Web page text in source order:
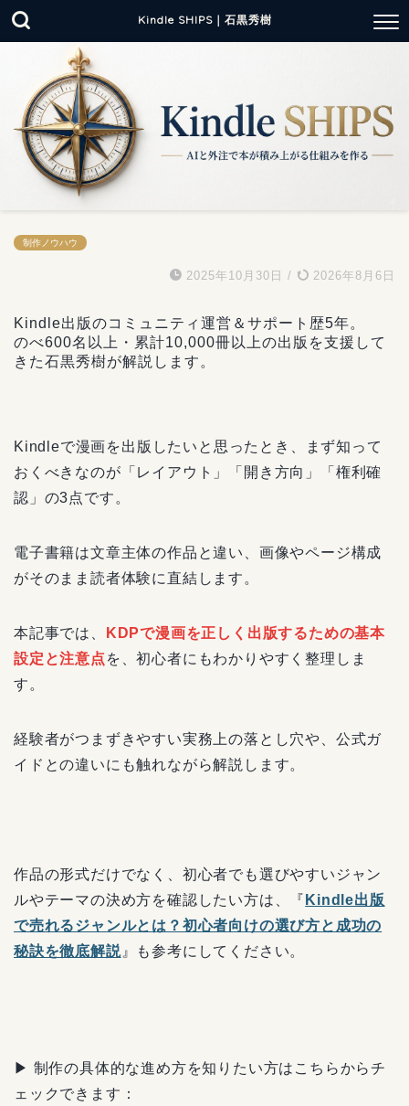
Kindle SHIPS｜石黒秀樹
制作ノウハウ
2025年10月30日 / 2026年8月6日
Kindle出版のコミュニティ運営＆サポート歴5年。
のべ600名以上・累計10,000冊以上の出版を支援して
きた石黒秀樹が解説します。
Kindleで漫画を出版したいと思ったとき、まず知って
おくべきなのが「レイアウト」「開き方向」「権利確
認」の3点です。
電子書籍は文章主体の作品と違い、画像やページ構成
がそのまま読者体験に直結します。
本記事では、
KDPで漫画を正しく出版するための基本
設定と注意点 を、初心者にもわかりやすく整理しま
す。
経験者がつまずきやすい実務上の落とし穴や、公式ガ
イドとの違いにも触れながら解説します。
作品の形式だけでなく、初心者でも選びやすいジャン
ルやテーマの決め方を確認したい方は、『 Kindle出版
で売れるジャンルとは？初心者向けの選び方と成功の
秘訣を徹底解説』も参考にしてください。
▶ 制作の具体的な進め方を知りたい方はこちらからチ
ェックできます：